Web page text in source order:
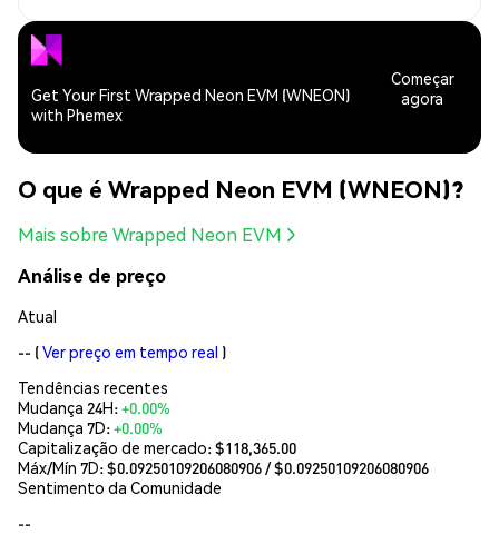
Get Your First Wrapped Neon EVM (WNEON)
with Phemex
Começar
agora
O que é Wrapped Neon EVM (WNEON)?
Mais sobre Wrapped Neon EVM
Análise de preço
Atual
-- (Ver preço em tempo real )
Tendências recentes
Mudança 24H:+0.00%
Mudança 7D:+0.00%
Capitalização de mercado:$118,365.00
Máx/Mín 7D: $0.09250109206080906/ $0.09250109206080906
Sentimento da Comunidade
--